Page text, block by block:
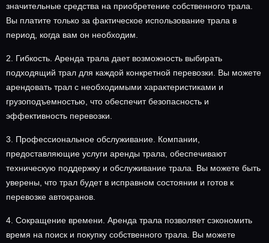
значительные средства на приобретение собственного трала.
Вы платите только за фактическое использование трала в
период, когда вам он необходим.
2. Гибкость. Аренда трала дает возможность выбирать
подходящий трал для каждой конкретной перевозки. Вы можете
арендовать трал с необходимыми характеристиками и
грузоподъемностью, что обеспечит безопасность и
эффективность перевозки.
3. Профессиональное обслуживание. Компании,
предоставляющие услуги аренды трала, обеспечивают
техническую поддержку и обслуживание трала. Вы можете быть
уверены, что трал будет в исправном состоянии и готов к
перевозке автокранов.
4. Сокращение времени. Аренда трала позволяет сэкономить
время на поиск и покупку собственного трала. Вы можете